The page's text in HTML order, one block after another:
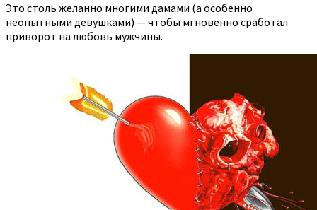
Это столь желанно многими дамами (а особенно
неопытными девушками) — чтобы мгновенно сработал
приворот на любовь мужчины.